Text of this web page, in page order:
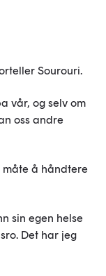
Sourouri.
vår, og selv om
oss andre
måte å håndtere
sin egen helse
Det har jeg